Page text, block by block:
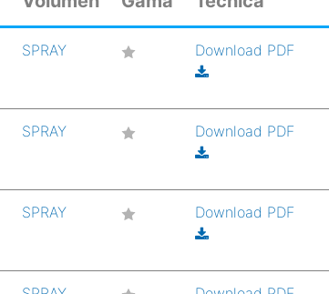
SPRAY Download PDF
SPRAY Download PDF
SPRAY Download PDF